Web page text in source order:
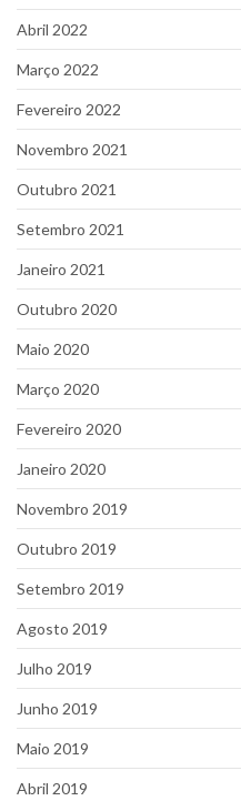
Abril 2022
Março 2022
Fevereiro 2022
Novembro 2021
Outubro 2021
Setembro 2021
Janeiro 2021
Outubro 2020
Maio 2020
Março 2020
Fevereiro 2020
Janeiro 2020
Novembro 2019
Outubro 2019
Setembro 2019
Agosto 2019
Julho 2019
Junho 2019
Maio 2019
Abril 2019